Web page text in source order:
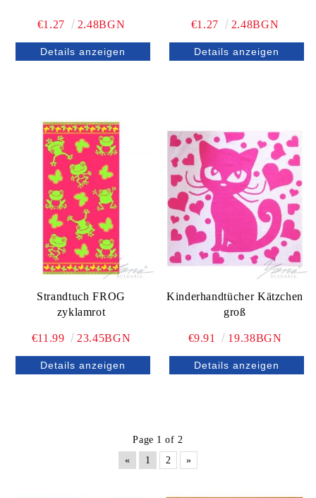
€1.27 2.48BGN
Details anzeigen
€1.27 2.48BGN
Details anzeigen
Strandtuch FROG
zyklamrot
€11.99 23.45BGN
Details anzeigen
Kinderhandtücher Kätzchen
groß
€9.91 19.38BGN
Details anzeigen
Page 1 of 2
«
1 2 »